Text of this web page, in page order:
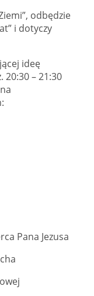
odbędzie
i dotyczy
ideę
– 21:30
Pana Jezusa